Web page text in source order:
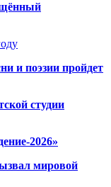
и поэзии пройдет
студии
2026»
мировой